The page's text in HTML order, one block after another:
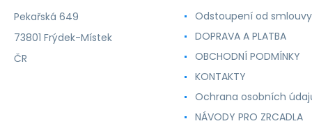
Pekařská 649
73801 Frýdek-Místek
ČR
Odstoupení od smlouvy
DOPRAVA A PLATBA
OBCHODNÍ PODMÍNKY
KONTAKTY
Ochrana osobních
NÁVODY PRO ZRCADLA